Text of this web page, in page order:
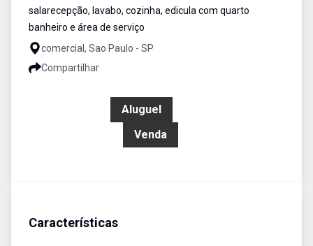
salarecepção, lavabo, cozinha, edicula com quarto
banheiro e área de serviço
comercial, Sao Paulo - SP
Compartilhar
Aluguel
Venda
Características